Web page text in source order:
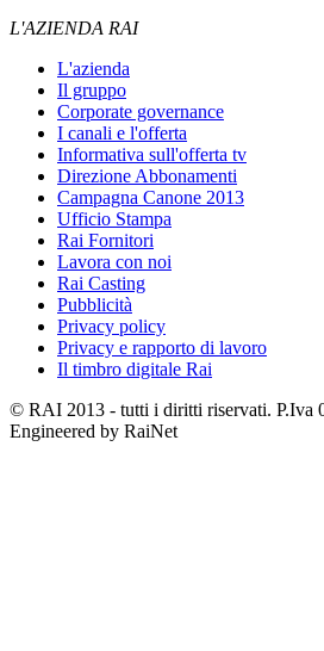
L'AZIENDA RAI
L'azienda
Il gruppo
Corporate governance
I canali e l'offerta
Informativa sull'offerta tv
Direzione Abbonamenti
Campagna Canone 2013
Ufficio Stampa
Rai Fornitori
Lavora con noi
Rai Casting
Pubblicità
Privacy policy
Privacy e rapporto di lavoro
Il timbro digitale Rai
© RAI 2013 - tutti i diritti riservati. P.Iva
Engineered by RaiNet